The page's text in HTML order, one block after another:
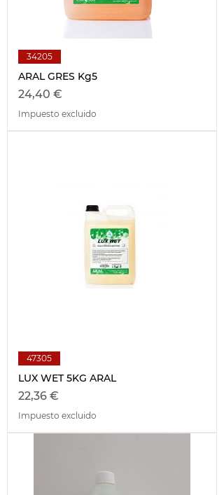
34205
ARAL GRES Kg5
Precio
24,40 €
Impuesto excluido
47305
LUX WET 5KG ARAL
Precio
22,36 €
Impuesto excluido